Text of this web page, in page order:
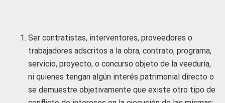
Ser contratistas, interventores, proveedores o
trabajadores adscritos a la obra, contrato, programa,
servicio, proyecto, o concurso objeto de la veeduría,
ni quienes tengan algún interés patrimonial directo o
se demuestre objetivamente que existe otro tipo de